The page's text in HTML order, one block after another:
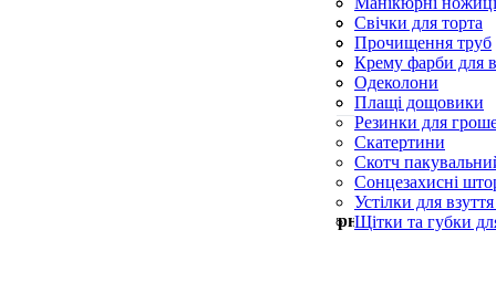
Форми для випічки
Пилки для п’ят
Пилочки для нігтів
Свічки для торта
Свічки конусні та
Церковні свічки
Прочищення труб
Серветки для
Синька
Скребки для посуду
Крему фарби для
Одеколони
Плащі дощовики
Резинки для
Скатертини
Скотч
Сонцезахисні
Устілки для
Щітки та губки
грн